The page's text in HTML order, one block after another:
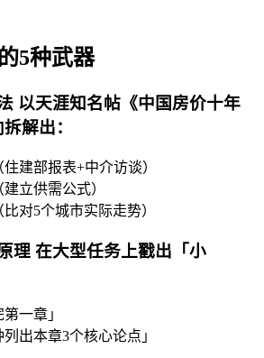
5种武器
以天涯知名帖《中国房价十年
解出：
建部报表+中介访谈）
立供需公式）
对5个城市实际走势）
理 在大型任务上戳出「小
一章」
出本章3个核心论点」